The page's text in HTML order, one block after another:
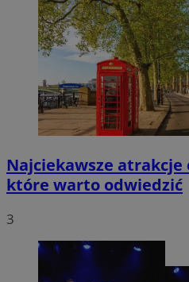
Najciekawsze
które warto odwiedzić
3